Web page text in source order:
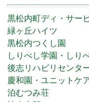
黒松内町ディ・サー
緑ヶ丘ハイツ
黒松内つくし園
しりべし学園・しり
後志リハビリセンタ
慶和園・ユニットケ
泊むつみ荘